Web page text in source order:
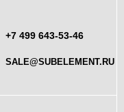
+7 499 643-53-46
SALE@SUBELEMENT.RU